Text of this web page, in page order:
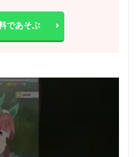
であそぶ